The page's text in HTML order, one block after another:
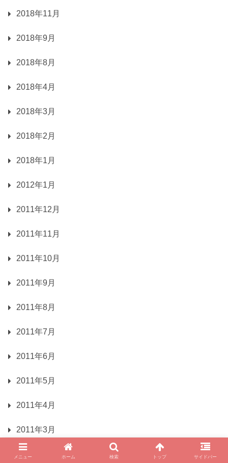
2018年11月
2018年9月
2018年8月
2018年4月
2018年3月
2018年2月
2018年1月
2012年1月
2011年12月
2011年11月
2011年10月
2011年9月
2011年8月
2011年7月
2011年6月
2011年5月
2011年4月
2011年3月
2011年2月
メニュー ホーム 検索 トップ サイドバー